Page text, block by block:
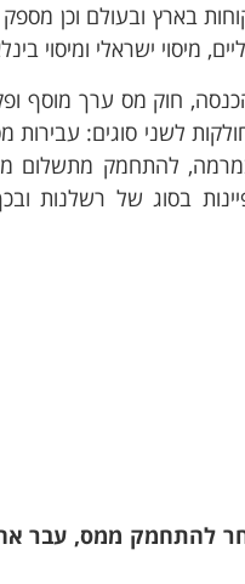
בארץ ובעולם וכן מספק
מיסוי ישראלי ומיסוי
חוק מס ערך מוסף
לשני סוגים: עבירות
להתחמק מתשלום
בסוג של רשלנות
להתחמק ממס, עבר